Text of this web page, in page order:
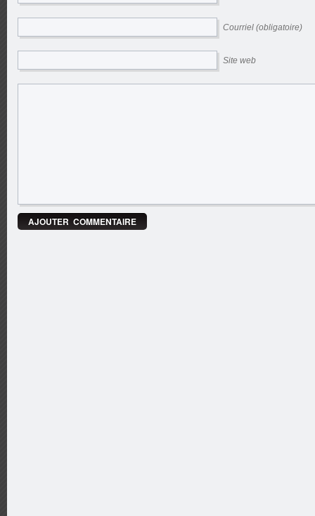
Courriel (obligatoire)
Site web